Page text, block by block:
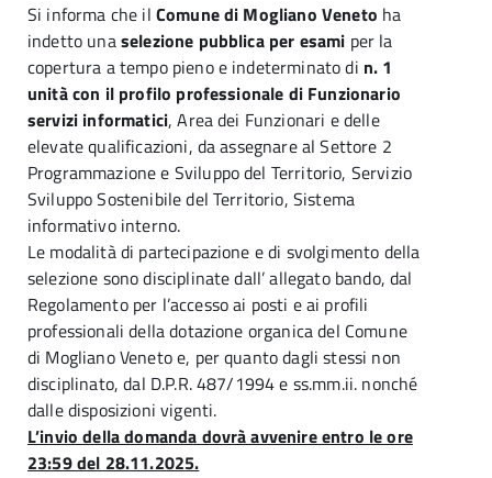
Si informa che il Comune di Mogliano Veneto ha
indetto unaselezione pubblica per esami per la
copertura a tempo pieno e indeterminato di n. 1
unità con il profilo professionale di Funzionario
servizi informatici, Area dei Funzionari e delle
elevate qualificazioni, da assegnare al Settore 2
Programmazione e Sviluppo del Territorio, Servizio
Sviluppo Sostenibile del Territorio, Sistema
informativo interno.
Le modalità di partecipazione e di svolgimento della
selezione sono disciplinate dall’ allegato bando, dal
Regolamento per l’accesso ai posti e ai profili
professionali della dotazione organica del Comune
di Mogliano Veneto e, per quanto dagli stessi non
disciplinato, dal D.P.R. 487/1994 e ss.mm.ii. nonché
dalle disposizioni vigenti.
L’invio della domanda dovrà avvenire entro le ore
23:59 del 28.11.2025.